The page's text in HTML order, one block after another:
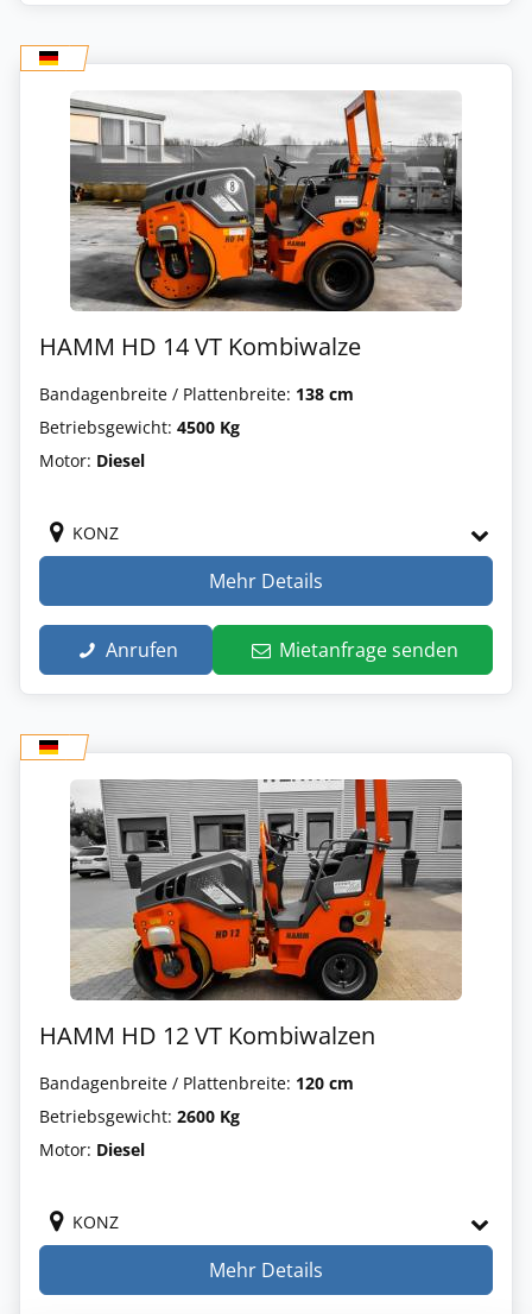
HAMM HD 14 VT Kombiwalze
Bandagenbreite / Plattenbreite: 138 cm
Betriebsgewicht: 4500 Kg
Motor: Diesel
KONZ
Mehr Details
Anrufen Mietanfrage senden
HAMM HD 12 VT Kombiwalzen
Bandagenbreite / Plattenbreite: 120 cm
Betriebsgewicht: 2600 Kg
Motor: Diesel
KONZ
Mehr Details